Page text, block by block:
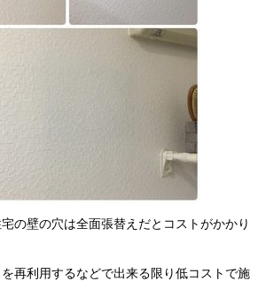
の壁の穴は全面張替えだとコストがかかり
再利用するなどで出来る限り低コストで施